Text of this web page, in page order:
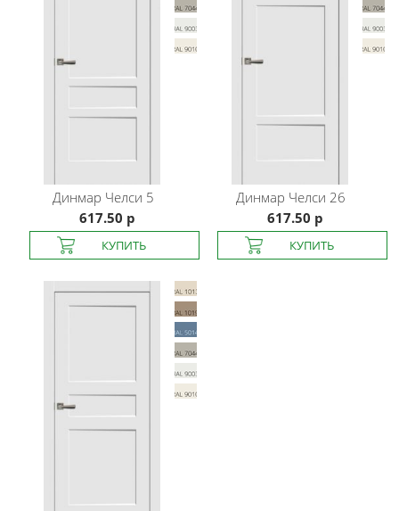
Динмар Челси 5
617.50 р
Динмар Челси 26
617.50 р